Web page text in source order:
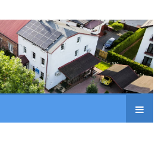
KRAKOWIE
& Technicians of Transportation